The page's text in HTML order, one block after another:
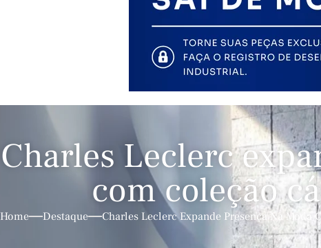
Charles Leclerc
com coleção
Home Destaque Charles Leclerc Expande Presença Na Moda